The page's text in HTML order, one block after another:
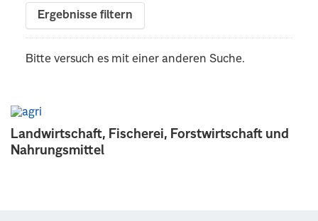
Landwirtschaft, Fischerei, Forstwirtschaft und
Nahrungsmittel
Ergebnisse filtern
Bitte versuch es mit einer anderen Suche.